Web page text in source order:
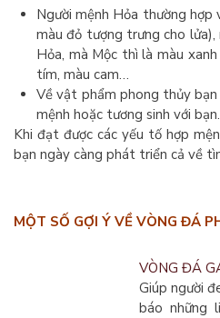
Người mệnh Hỏa thường hợp
màu đỏ tượng trưng cho lửa),
Hỏa, mà Mộc thì là màu
tím, màu cam…
Về vật phẩm phong thủy
mệnh hoặc tương sinh với bạn.
Khi đạt được các yếu tố hợp
bạn ngày càng phát triển cả về
MỘT SỐ GỢI Ý VỀ VÒNG ĐÁ
VÒNG ĐÁ
Giúp người
báo những